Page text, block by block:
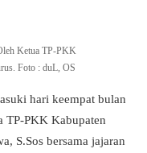
Ketua TP-PKK
Foto : duL, OS
hari keempat bulan
TP-PKK Kabupaten
S.Sos bersama jajaran